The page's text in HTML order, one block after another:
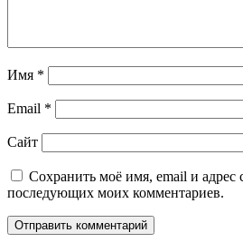
Имя *
Email *
Сайт
Сохранить моё имя, email и адрес
последующих моих комментариев.